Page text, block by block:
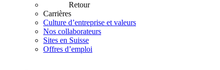
Retour
Carrières
Culture d’entreprise et valeurs
Nos collaborateurs
Sites en Suisse
Offres d’emploi